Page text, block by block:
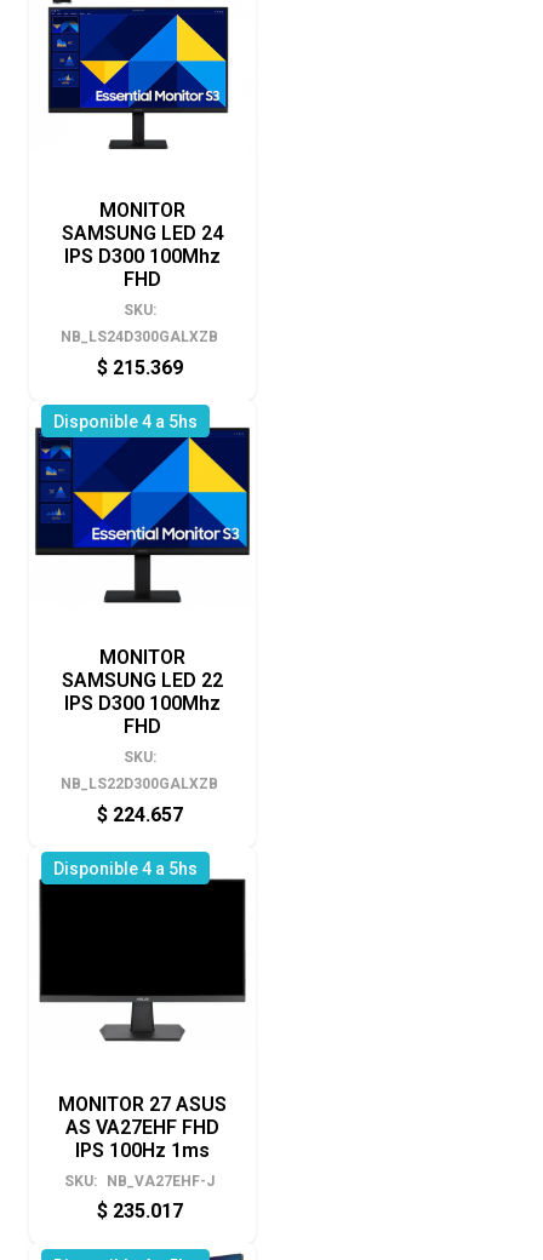
MONITOR
SAMSUNG LED 24
IPS D300 100Mhz
FHD
SKU:
NB_LS24D300GALXZB
$ 215.369
Disponible 4 a 5hs
MONITOR
SAMSUNG LED 22
IPS D300 100Mhz
FHD
SKU:
NB_LS22D300GALXZB
$ 224.657
Disponible 4 a 5hs
MONITOR 27 ASUS
AS VA27EHF FHD
IPS 100Hz 1ms
SKU: NB_VA27EHF-J
$ 235.017